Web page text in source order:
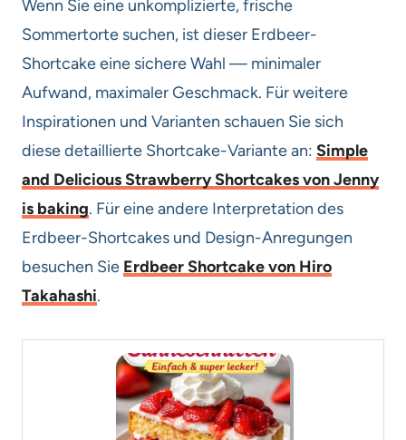
Wenn Sie eine unkomplizierte, frische
Sommertorte suchen, ist dieser Erdbeer-
Shortcake eine sichere Wahl — minimaler
Aufwand, maximaler Geschmack. Für weitere
Inspirationen und Varianten schauen Sie sich
diese detaillierte Shortcake-Variante an: Simple
and Delicious Strawberry Shortcakes von Jenny
is baking. Für eine andere Interpretation des
Erdbeer-Shortcakes und Design-Anregungen
besuchen Sie Erdbeer Shortcake von Hiro
Takahashi.